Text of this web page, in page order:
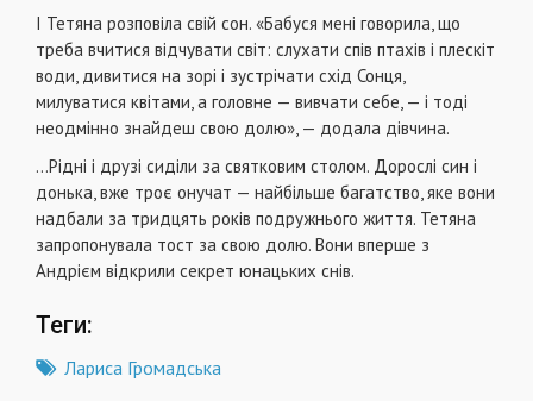
І Тетяна розповіла свій сон. «Бабуся мені говорила, що
треба вчитися відчувати світ: слухати спів птахів і плескіт
води, дивитися на зорі і зустрічати схід Сонця,
милуватися квітами, а головне — вивчати себе, — і тоді
неодмінно знайдеш свою долю», — додала дівчина.
…Рідні і друзі сиділи за святковим столом. Дорослі син і
донька, вже троє онучат — найбільше багатство, яке вони
надбали за тридцять років подружнього життя. Тетяна
запропонувала тост за свою долю. Вони вперше з
Андрієм відкрили секрет юнацьких снів.
Теги:
Лариса Громадська